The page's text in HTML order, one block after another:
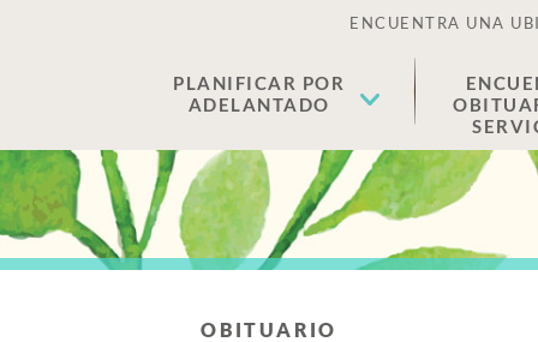
ENCUENTRA UNA
PLANIFICAR POR
ADELANTADO
OBITUARIO